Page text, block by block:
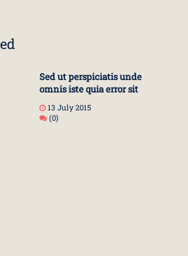
Sed ut perspiciatis unde
omnis iste quia error sit
13 July 2015
(0)